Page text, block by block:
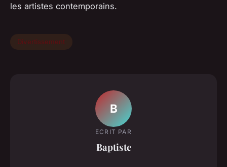
les artistes contemporains.
Divertissement
B
ECRIT PAR
Baptiste